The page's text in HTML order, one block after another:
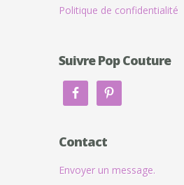
Politique de confidentialité
Suivre Pop Couture
Contact
Envoyer un message.